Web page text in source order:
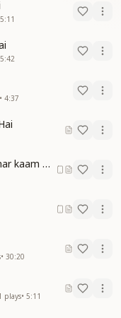
companionship.
5:11
5:42
• 4:37
Tumhaari Yaad Se Baba Mera har kaam Hota Hai
• 30:20
plays• 5:11